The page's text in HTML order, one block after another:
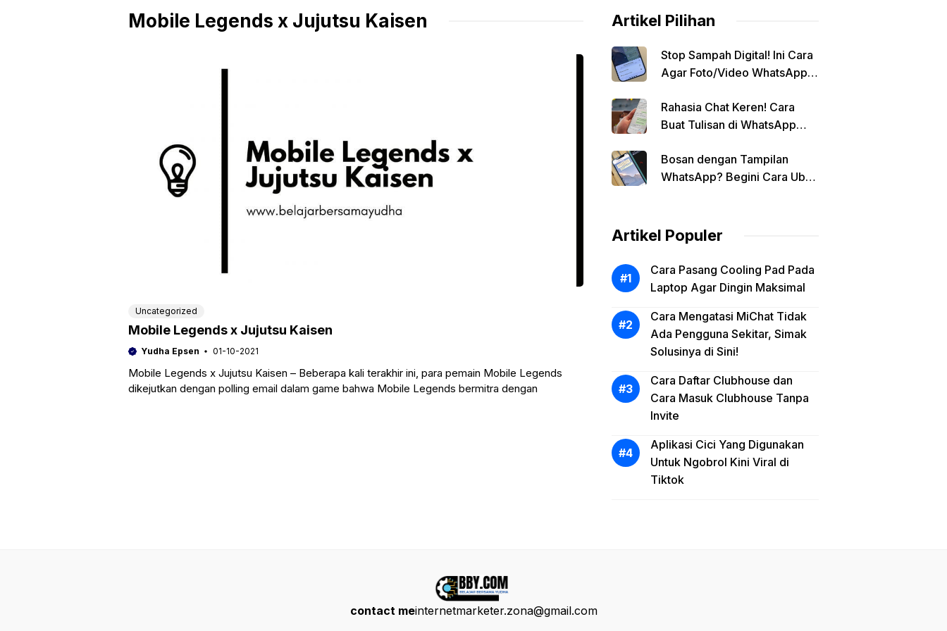
Mobile Legends x Jujutsu Kaisen
Uncategorized
Mobile Legends x Jujutsu Kaisen
Yudha Epsen 01-10-2021
Mobile Legends x Jujutsu Kaisen – Beberapa kali terakhir ini, para pemain Mobile Legends
dikejutkan dengan polling email dalam game bahwa Mobile Legends bermitra dengan
Artikel Pilihan
Stop Sampah Digital! Ini Cara
Agar Foto/Video WhatsApp
Otomatis
Rahasia Chat Keren! Cara
Buat Tulisan di WhatsApp
Bosan dengan Tampilan
WhatsApp? Begini Cara Ubah
Artikel Populer
Cara Pasang Cooling Pad Pada
Laptop Agar Dingin Maksimal
Cara Mengatasi MiChat Tidak
Ada Pengguna Sekitar, Simak
Solusinya di Sini!
Cara Daftar Clubhouse dan
Cara Masuk Clubhouse Tanpa
Invite
Aplikasi Cici Yang Digunakan
Untuk Ngobrol Kini Viral di
Tiktok
contact meinternetmarketer.zona@gmail.com